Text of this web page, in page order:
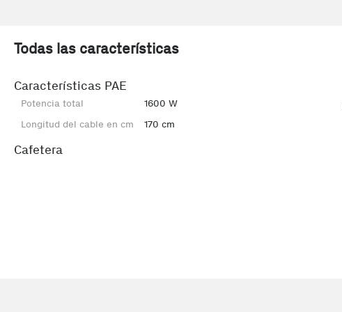
Todas las características
Características PAE
Potencia total
1600 W
Longitud del cable en cm
170 cm
Cafetera